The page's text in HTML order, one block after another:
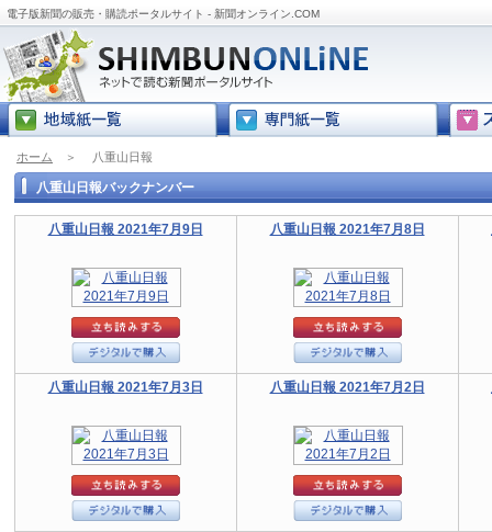
電子版新聞の販売・購読ポータルサイト - 新聞オンライン.COM
ホーム ＞ 八重山日報
八重山日報バックナンバー
八重山日報 2021年7月9日 八重山日報 2021年7月8日
八重山日報 2021年7月3日 八重山日報 2021年7月2日